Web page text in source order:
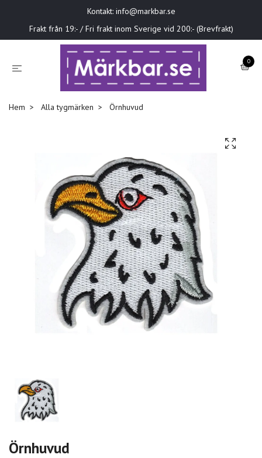
Kontakt: info@markbar.se
Frakt från 19:- / Fri frakt inom Sverige vid 200:- (Brevfrakt)
0
Hem Alla tygmärken Örnhuvud
Örnhuvud